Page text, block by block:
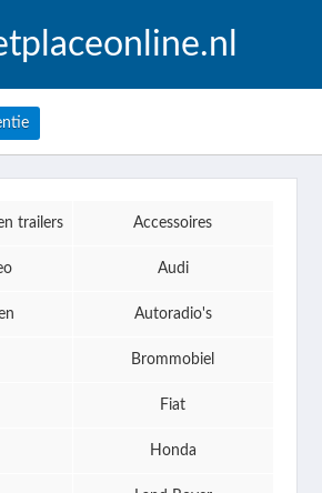
trailers Accessoires
Audi
Autoradio's
Brommobiel
Fiat
Honda